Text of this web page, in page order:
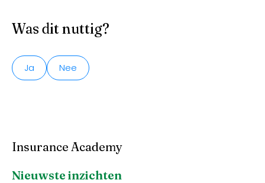
Was dit nuttig?
Ja Nee
Insurance Academy
Nieuwste inzichten